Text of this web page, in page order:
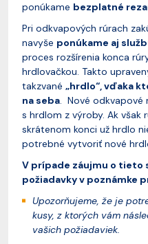
ponúkame bezplatné
Pri odkvapových rúrach
navyše ponúkame aj
proces rozšírenia konca
hrdlovačkou. Takto
takzvané „hrdlo“, vďaka
na seba. Nové odkvapové
s hrdlom z výroby. Ak však
skrátenom konci už hrdlo
potrebné vytvoriť nové
V prípade záujmu o tieto
požiadavky v poznámke
Upozorňujeme, že je
kusy, z ktorých vám
vašich požiadaviek.